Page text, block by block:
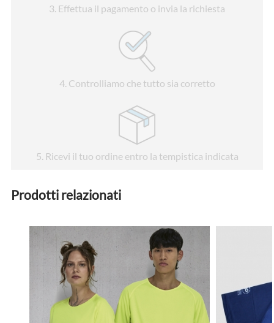
3. Effettua il pagamento o invia la richiesta
4. Controlliamo che tutto sia corretto
5 . Ricevi il tuo ordine entro la tempistica indicata
Prodotti relazionati